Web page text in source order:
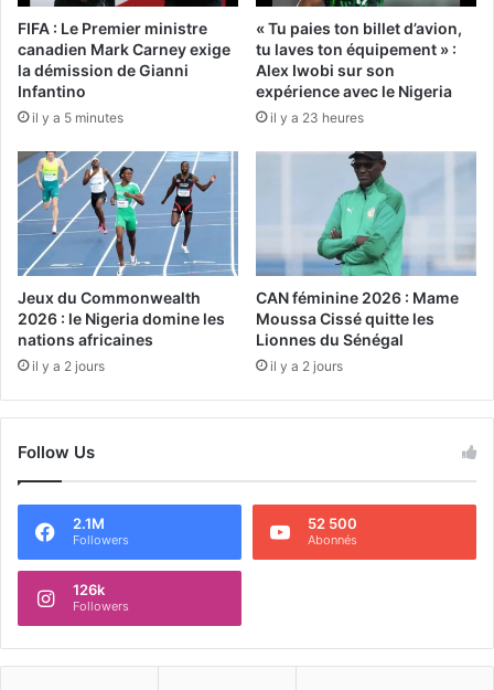
FIFA : Le Premier ministre
canadien Mark Carney exige
la démission de Gianni
Infantino
il y a 5 minutes
« Tu paies ton billet d’avion,
tu laves ton équipement » :
Alex Iwobi sur son
expérience avec le Nigeria
il y a 23 heures
Jeux du Commonwealth
2026 : le Nigeria domine les
nations africaines
il y a 2 jours
CAN féminine 2026 : Mame
Moussa Cissé quitte les
Lionnes du Sénégal
il y a 2 jours
Follow Us
2.1M
Followers
52 500
Abonnés
126k
Followers